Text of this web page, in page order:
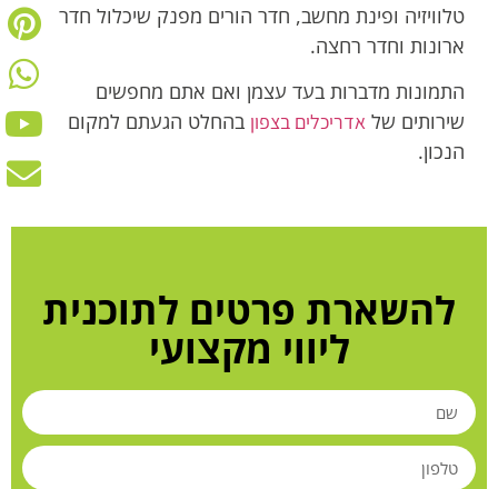
טלוויזיה ופינת מחשב, חדר הורים מפנק שיכלול חדר
ארונות וחדר רחצה.
התמונות מדברות בעד עצמן ואם אתם מחפשים
שירותים של אדריכלים בצפון בהחלט הגעתם למקום
הנכון.
להשארת פרטים לתוכנית
ליווי מקצועי